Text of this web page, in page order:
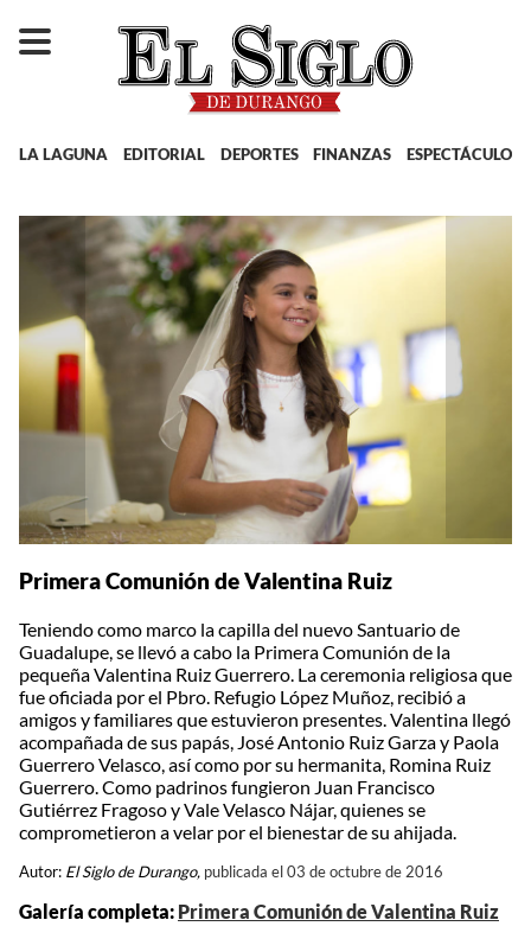
LA LAGUNA EDITORIAL DEPORTES FINANZAS ESPECTÁCULOS
Primera Comunión de Valentina Ruiz
Teniendo como marco la capilla del nuevo Santuario de
Guadalupe, se llevó a cabo la Primera Comunión de la
pequeña Valentina Ruiz Guerrero. La ceremonia religiosa que
fue oficiada por el Pbro. Refugio López Muñoz, recibió a
amigos y familiares que estuvieron presentes. Valentina llegó
acompañada de sus papás, José Antonio Ruiz Garza y Paola
Guerrero Velasco, así como por su hermanita, Romina Ruiz
Guerrero. Como padrinos fungieron Juan Francisco
Gutiérrez Fragoso y Vale Velasco Nájar, quienes se
comprometieron a velar por el bienestar de su ahijada.
Autor: El Siglo de Durango, publicada el 03 de octubre de 2016
Galería completa: Primera Comunión de Valentina Ruiz